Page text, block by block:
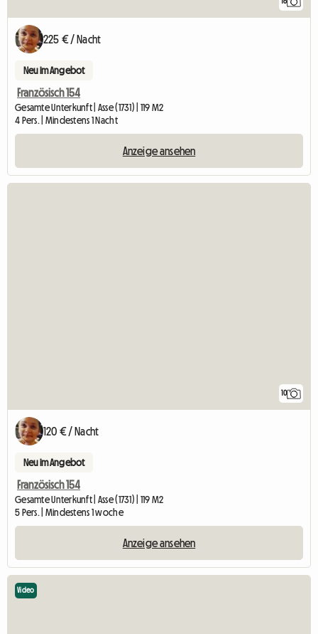
225 € / Nacht
Neu im Angebot
Französisch 154
Gesamte Unterkunft | Asse (1731) | 119 M2
4 Pers. | Mindestens 1 Nacht
Anzeige ansehen
10
120 € / Nacht
Neu im Angebot
Französisch 154
Gesamte Unterkunft | Asse (1731) | 119 M2
5 Pers. | Mindestens 1 woche
Anzeige ansehen
Video